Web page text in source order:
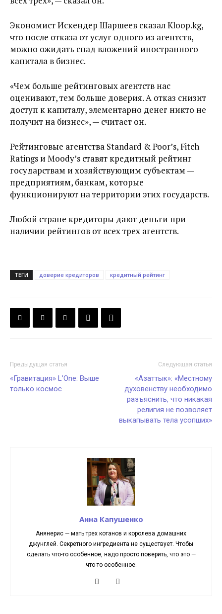
Экономист Искендер Шаршеев сказал Kloop.kg,
что после отказа от услуг одного из агентств,
можно ожидать спад вложений иностранного
капитала в бизнес.
«Чем больше рейтинговых агентств нас
оценивают, тем больше доверия. А отказ снизит
доступ к капиталу, элементарно денег никто не
получит на бизнес», — считает он.
Рейтинговые агентства Standard & Poor’s, Fitch
Ratings и Moody’s ставят кредитный рейтинг
государствам и хозяйствующим субъектам —
предприятиям, банкам, которые
функционируют на территории этих государств.
Любой стране кредиторы дают деньги при
наличии рейтингов от всех трех агентств.
ТЕГИ доверие кредиторов кредитный рейтинг
Предыдущая статья
«Гравитация» L’One: Выше
только космос
Следующая статья
«Азаттык»: «Местному
духовенству необходимо
разъяснить, что никакая
религия не позволяет
выкапывать тела усопших»
Анна Капушенко
Анянерис — мать трех котанов и королева домашних
джунглей. Секретного ингредиента не существует. Чтобы
сделать что-то особенное, надо просто поверить, что это —
что-то особенное.